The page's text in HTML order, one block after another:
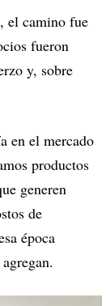
, el camino fue
fueron
y, sobre
en el mercado
productos
generen
de
época